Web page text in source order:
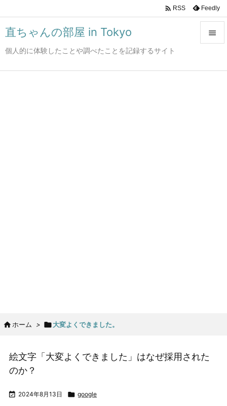
直ちゃんの部屋 in Tokyo
個人的に体験したことや調べたことを記録するサイト

 RSS Feedly
 ホーム > 大変よくできました。
絵文字「大変よくできました」はなぜ採用された
のか？
 2024年8月13日  google